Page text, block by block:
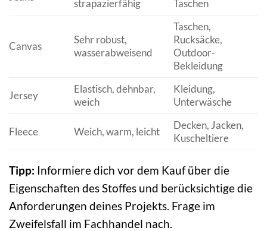
strapazierfähig
Taschen
Canvas
Sehr robust,
wasserabweisend
Taschen,
Rucksäcke,
Outdoor-
Bekleidung
Jersey
Elastisch, dehnbar,
weich
Kleidung,
Unterwäsche
Fleece Weich, warm, leicht
Decken, Jacken,
Kuscheltiere
Tipp: Informiere dich vor dem Kauf über die
Eigenschaften des Stoffes und berücksichtige die
Anforderungen deines Projekts. Frage im
Zweifelsfall im Fachhandel nach.